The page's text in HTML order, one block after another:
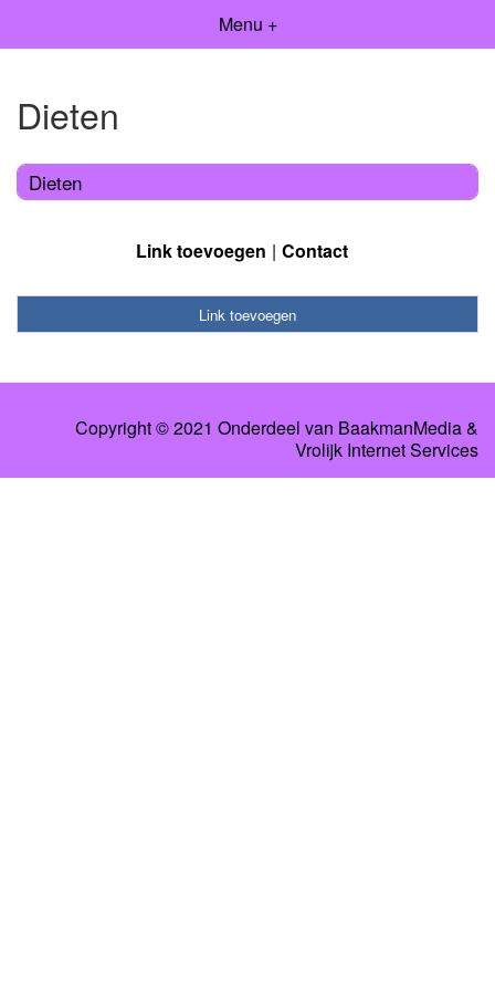
Menu +
Dieten
Dieten
Link toevoegen Contact
Link toevoegen
Copyright © 2021 Onderdeel van BaakmanMedia&
Vrolijk Internet Services